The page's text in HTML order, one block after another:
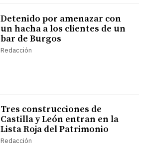
Detenido por amenazar con
un hacha a los clientes de un
bar de Burgos
Redacción
Tres construcciones de
Castilla y León entran en la
Lista Roja del Patrimonio
Redacción